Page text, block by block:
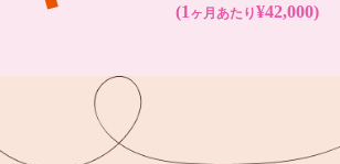
(1 ヶ月あたり¥42,000)